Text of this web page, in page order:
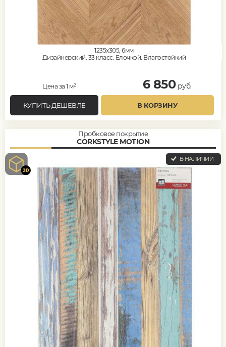
1235x305, 6мм
Дизайнерский, 33 класс, Елочкой, Влагостойкий
Цена за 1 м² 6 850руб.
КУПИТЬ ДЕШЕВЛЕ В КОРЗИНУ
Пробковое покрытие
CORKSTYLE MOTION
В НАЛИЧИИ